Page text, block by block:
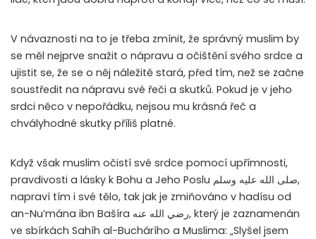
V návaznosti na to je třeba zmínit, že správný muslim by
se měl nejprve snažit o nápravu a očištění svého srdce a
ujistit se, že se o něj náležitě stará, před tím, než se začne
soustředit na nápravu své řeči a skutků. Pokud je v jeho
srdci něco v nepořádku, nejsou mu krásná řeč a
chvályhodné skutky příliš platné.
Když však muslim očistí své srdce pomocí upřímnosti,
pravdivosti a lásky k Bohu a Jeho Poslu صلى الله عليه وسلم,
napraví tím i své tělo, tak jak je zmiňováno v hadísu od
an-Nu’mána ibn Bašíra رضي الله عنه, který je zaznamenán
ve sbírkách Sahíh al-Buchárího a Muslima: „Slyšel jsem